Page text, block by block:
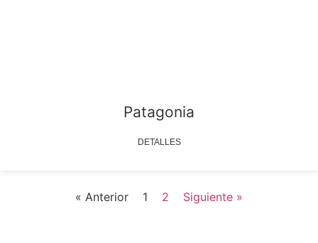
Patagonia
DETALLES
« Anterior 1 2 Siguiente »